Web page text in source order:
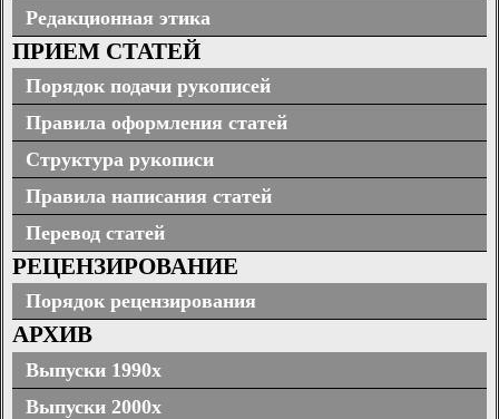
Редакционная этика
ПРИЕМ СТАТЕЙ
Порядок подачи рукописей
Правила оформления статей
Структура рукописи
Правила написания статей
Перевод статей
РЕЦЕНЗИРОВАНИЕ
Порядок рецензирования
АРХИВ
Выпуски 1990х
Выпуски 2000х